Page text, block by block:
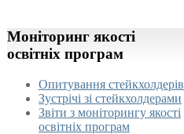
Моніторинг якості
освітніх програм
Опитування стейкхолдерів
Зустрічі зі стейкхолдерами
Звіти з моніторингу якості
освітніх програм